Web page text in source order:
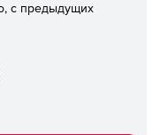
с предыдущих